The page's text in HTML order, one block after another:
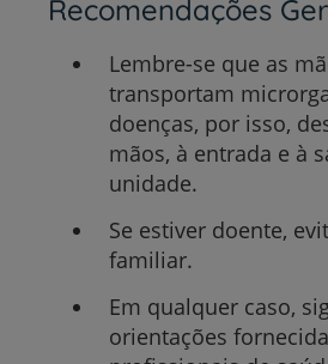
Recomendações
Lembre-se que as
transportam
doenças, por isso,
mãos, à entrada e à
unidade.
Se estiver doente,
familiar.
Em qualquer caso,
orientações